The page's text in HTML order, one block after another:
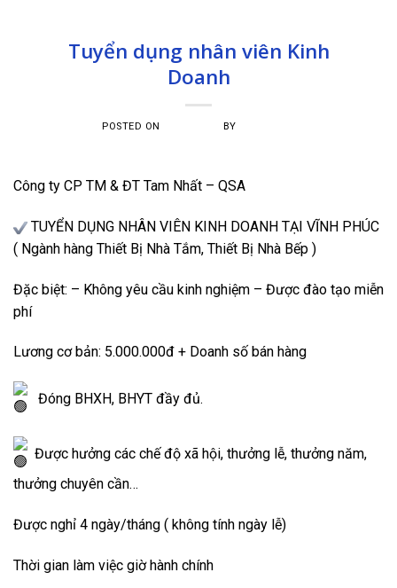
Tuyển dụng nhân viên Kinh
Doanh
POSTED ON BY
Công ty CP TM & ĐT Tam Nhất – QSA
TUYỂN DỤNG NHÂN VIÊN KINH DOANH TẠI VĨNH PHÚC
( Ngành hàng Thiết Bị Nhà Tắm, Thiết Bị Nhà Bếp )
Đặc biệt: – Không yêu cầu kinh nghiệm – Được đào tạo miễn
phí
Lương cơ bản: 5.000.000đ + Doanh số bán hàng
Đóng BHXH, BHYT đầy đủ.
Được hưởng các chế độ xã hội, thưởng lễ, thưởng năm,
thưởng chuyên cần…
Được nghỉ 4 ngày/tháng ( không tính ngày lễ)
Thời gian làm việc giờ hành chính